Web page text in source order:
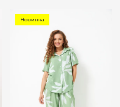
Новинка